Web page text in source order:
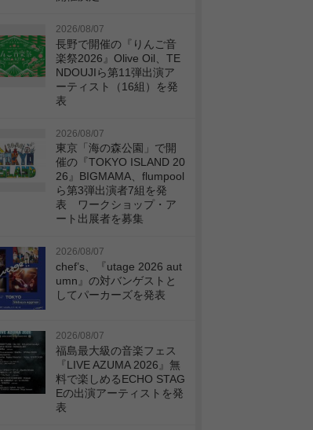
2026/08/07
長野で開催の『りんご音
楽祭2026』Olive Oil、TE
NDOUJIら第11弾出演ア
ーティスト（16組）を発
表
2026/08/07
東京「海の森公園」で開
催の『TOKYO ISLAND 20
26』BIGMAMA、flumpool
ら第3弾出演者7組を発
表 ワークショップ・ア
ート出展者を募集
2026/08/07
chef’s、『utage 2026 aut
umn』の対バンゲストと
してパーカーズを発表
2026/08/07
福島最大級の音楽フェス
『LIVE AZUMA 2026』無
料で楽しめるECHO STAG
Eの出演アーティストを発
表